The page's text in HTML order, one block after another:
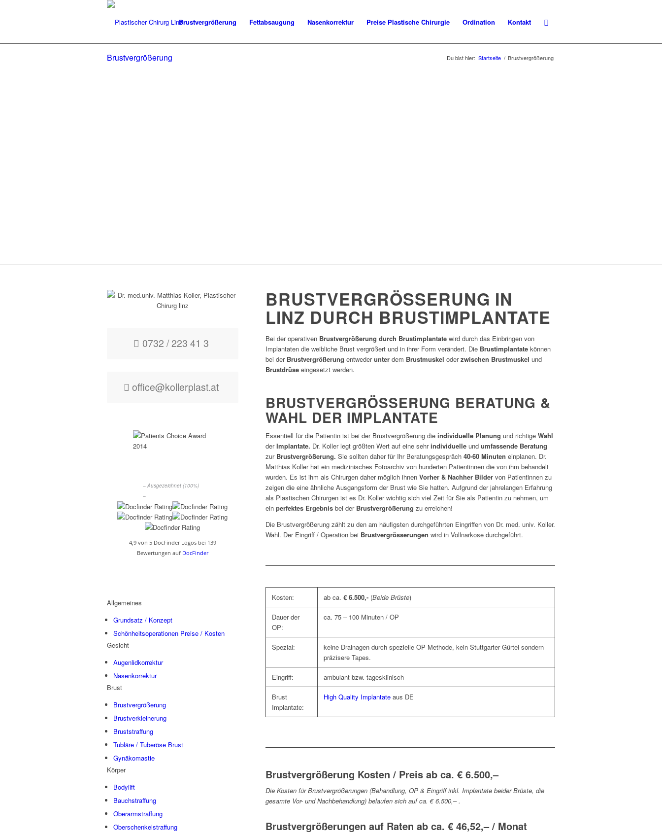
Brustvergrößerung Fettabsaugung Nasenkorrektur Preise Plastische Chirurgie Ordination Kontakt
Brustvergrößerung Du bist hier: Startseite / Brustvergrößerung
0732 / 223 41 3
office@kollerplast.at
– Ausgezeichnet (100%)
–
4,9 von 5 DocFinder Logos bei 139
Bewertungen auf DocFinder
Allgemeines
Grundsatz / Konzept
Schönheitsoperationen Preise / Kosten
Gesicht
Augenlidkorrektur
Nasenkorrektur
Brust
Brustvergrößerung
Brustverkleinerung
Bruststraffung
Tubläre / Tuberöse Brust
Gynäkomastie
Körper
Bodylift
Bauchstraffung
Oberarmstraffung
Oberschenkelstraffung
BRUSTVERGRÖSSERUNG IN L
INZ DURCH BRUSTIMPLANTATE
Bei der operativen Brustvergrößerung durch Brustimplantate wird durch das Einbringen von
Implantaten die weibliche Brust vergrößert und in ihrer Form verändert. Die Brustimplantatekönnen
bei der Brustvergrößerung entwederunterdem Brustmuskel oderzwischen Brustmuskel und
Brustdrüseeingesetzt werden.
BRUSTVERGRÖSSERUNG BERATUNG & W
AHL DER IMPLANTATE
Essentiell für die Patientin ist bei der Brustvergrößerung die individuelle Planung und richtige Wahl
derImplantate. Dr. Koller legt größten Wert auf eine sehrindividuelleund umfassende Beratung
zurBrustvergrößerung. Sie sollten daher für Ihr Beratungsgespräch 40-60 Minuten einplanen. Dr.
Matthias Koller hat ein medizinisches Fotoarchiv von hunderten Patientinnen die von ihm behandelt
wurden. Es ist ihm als Chirurgen daher möglich ihnen Vorher & Nachher Bildervon Patientinnen zu
zeigen die eine ähnliche Ausgangsform der Brust wie Sie hatten. Aufgrund der jahrelangen Erfahrung
als Plastischen Chirurgen ist es Dr. Koller wichtig sich viel Zeit für Sie als Patientin zu nehmen, um
ein perfektes Ergebnisbei der Brustvergrößerung zu erreichen!
Die Brustvergrößerung zählt zu den am häufigsten durchgeführten Eingriffen von Dr. med. univ. Koller.
Wahl. Der Eingriff / Operation bei Brustvergrösserungen wird in Vollnarkose durchgeführt.
Kosten: ab ca. € 6.500,-(Beide Brüste)
Dauer der
OP:
ca. 75 – 100 Minuten / OP
Spezial:
keine Drainagen durch spezielle OP Methode, kein Stuttgarter Gürtel sondern
präzisere Tapes.
Eingriff: ambulant bzw. tagesklinisch
Brust
Implantate:
High Quality Implantateaus DE
Brustvergrößerung Kosten / Preis ab ca. € 6.500,–
Die Kosten für Brustvergrößerungen (Behandlung, OP & Eingriff inkl. Implantate beider Brüste, die
gesamte Vor- und Nachbehandlung) belaufen sich auf ca. € 6.500,– .
Brustvergrößerungen auf Raten ab ca. € 46,52,– / Monat